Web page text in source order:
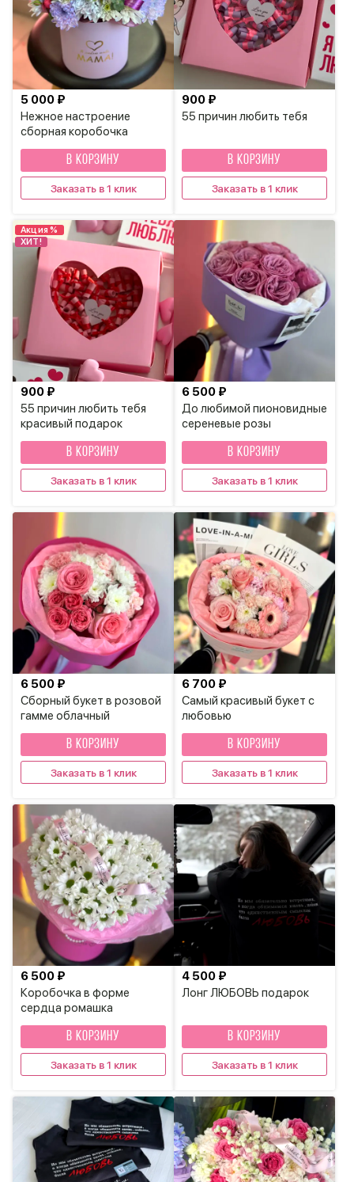
Нежное настроение
сборная коробочка
5 000 ₽
В КОРЗИНУ
Заказать в 1 клик
55 причин любить тебя
900 ₽
В КОРЗИНУ
Заказать в 1 клик
Акция %
ХИТ!
55 причин любить тебя
красивый подарок
900 ₽
В КОРЗИНУ
Заказать в 1 клик
До любимой пионовидные
сереневые розы
6 500 ₽
В КОРЗИНУ
Заказать в 1 клик
Сборный букет в розовой
гамме облачный
6 500 ₽
В КОРЗИНУ
Заказать в 1 клик
Самый красивый букет с
любовью
6 700 ₽
В КОРЗИНУ
Заказать в 1 клик
Коробочка в форме
сердца ромашка
6 500 ₽
В КОРЗИНУ
Заказать в 1 клик
Лонг ЛЮБОВЬ подарок
4 500 ₽
В КОРЗИНУ
Заказать в 1 клик